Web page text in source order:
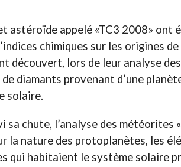
astéroïde appelé «TC3 2008» ont
chimiques sur les origines
découvert, lors de leur analyse
diamants provenant d’une
solaire.
sa chute, l’analyse des météorites
la nature des protoplanètes, les
qui habitaient le système solaire